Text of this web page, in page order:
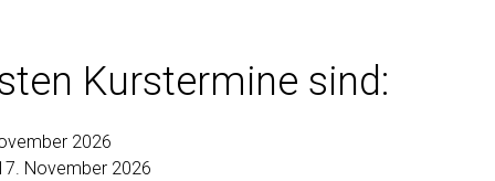
Kurstermine sind:
2026
November 2026